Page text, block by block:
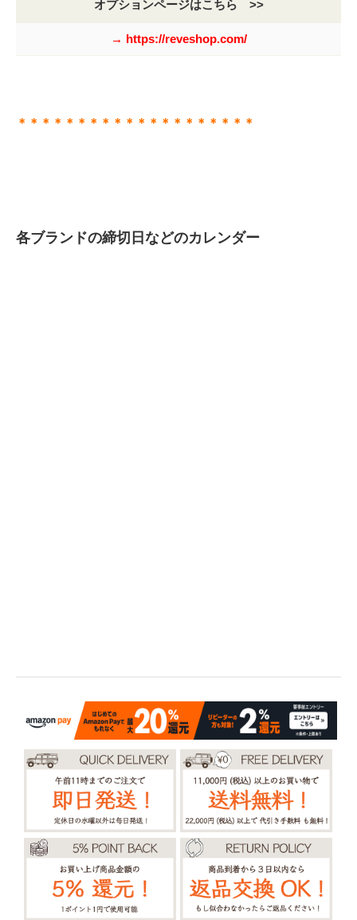
オプションページはこちら >>
→ https://reveshop.com/
＊＊＊＊＊＊＊＊＊＊＊＊＊＊＊＊＊＊＊＊
各ブランドの締切日などのカレンダー